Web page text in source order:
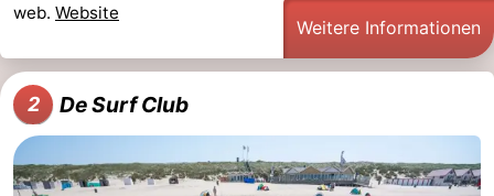
-
Schwimmbader
Radfahren
-
web. Website
Weitere Informationen
2 De Surf Club